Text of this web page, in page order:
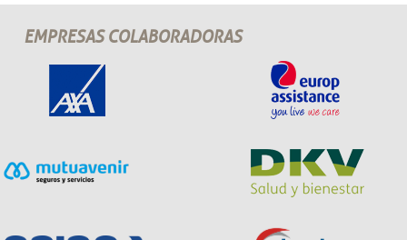
EMPRESAS COLABORADORAS